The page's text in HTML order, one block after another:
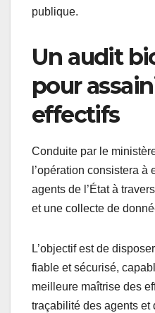
publique.
Un audit
pour
effectifs
Conduite par le
l’opération consistera à
agents de l’État à
et une collecte de
L’objectif est de
fiable et sécurisé,
meilleure maîtrise des
traçabilité des agents et